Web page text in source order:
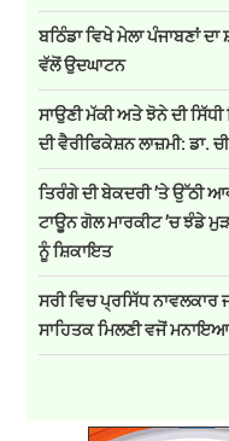
ਬਠਿੰਡਾ ਵਿਖੇ ਮੇਲਾ ਪੰਜਾਬਣਾਂ
ਵੱਲੋਂ ਉਦਘਾਟਨ
ਸਾਉਣੀ ਮੱਕੀ ਅਤੇ ਝੋਨੇ ਦੀ
ਦੀ ਵੈਰੀਫਿਕੇਸ਼ਨ ਲਾਜ਼ਮੀ: ਡਾ.
ਤਿਰੰਗੇ ਦੀ ਬੇਕਦਰੀ ’ਤੇ ਉੱਠੀ
ਟਾਊਨ ਗੋਲ ਮਾਰਕੀਟ ’ਚ ਝੰਡੇ
ਨੂੰ ਸ਼ਿਕਾਇਤ
ਸਰੀ ਵਿਚ ਪ੍ਰਸਿੱਧ ਨਾਵਲਕਾਰ
ਸਾਹਿਤਕ ਮਿਲਣੀ ਵਜੋਂ ਮਨਾਇਆ